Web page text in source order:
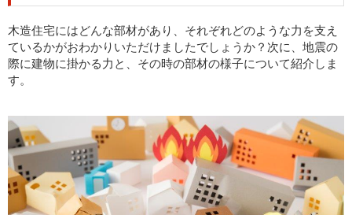
木造住宅にはどんな部材があり、それぞれどのような力を支え
ているかがおわかりいただけましたでしょうか？次に、地震の
際に建物に掛かる力と、その時の部材の様子について紹介しま
す。